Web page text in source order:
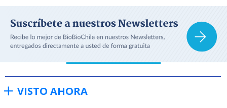
VISTO AHORA